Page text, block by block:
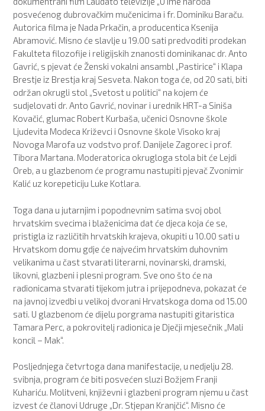
posvećenog dubrovačkim mučenicima i fr. Dominiku Baraču.
Autorica filma je Nada Prkačin, a producentica Ksenija
Abramović. Misno će slavlje u 19.00 sati predvoditi prodekan
Fakulteta filozofije i religijskih znanosti dominikanac dr. Anto
Gavrić, s pjevat će Ženski vokalni ansambl „Pastirice“ i Klapa
Brestje iz Brestja kraj Sesveta. Nakon toga će, od 20 sati, biti
održan okrugli stol „Svetost u politici“ na kojem će
sudjelovati dr. Anto Gavrić, novinar i urednik HRT-a Siniša
Kovačić, glumac Robert Kurbaša, učenici Osnovne škole
Ljudevita Modeca Križevci i Osnovne škole Visoko kraj
Novoga Marofa uz vodstvo prof. Danijele Zagorec i prof.
Tibora Martana. Moderatorica okrugloga stola bit će Lejdi
Oreb, a u glazbenom će programu nastupiti pjevač Zvonimir
Kalić uz korepeticiju Luke Kotlara.
Toga dana u jutarnjim i popodnevnim satima svoj obol
hrvatskim svecima i blaženicima dat će djeca koja će se,
pristigla iz različitih hrvatskih krajeva, okupiti u 10.00 sati u
Hrvatskom domu gdje će najvećim hrvatskim duhovnim
velikanima u čast stvarati literarni, novinarski, dramski,
likovni, glazbeni i plesni program. Sve ono što će na
radionicama stvarati tijekom jutra i prijepodneva, pokazat će
na javnoj izvedbi u velikoj dvorani Hrvatskoga doma od 15.00
sati. U glazbenom će dijelu porgrama nastupiti gitaristica
Tamara Perc, a pokrovitelj radionica je Dječji mjesečnik „Mali
koncil – Mak“.
Posljednjega četvrtoga dana manifestacije, u nedjelju 28.
svibnja, program će biti posvećen sluzi Božjem Franji
Kuhariću. Molitveni, književni i glazbeni program njemu u čast
izvest će članovi Udruge „Dr. Stjepan Kranjčić“. Misno će